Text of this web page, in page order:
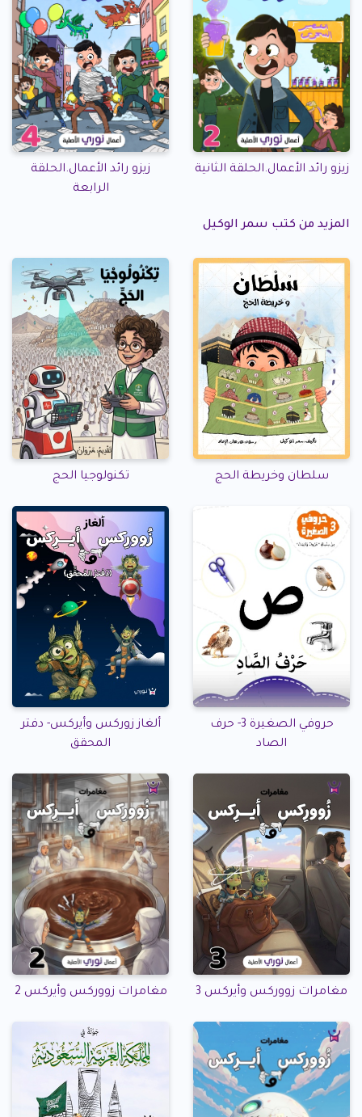
زيزو رائد الأعمال.الحلقة الثانية
زيزو رائد الأعمال.الحلقة
الرابعة
المزيد من كتب سمر الوكيل
سلطان وخريطة الحج تكنولوجيا الحج
حروفي الصغيرة 3- حرف
الصاد
ألغاز زوركس وأيركس- دفتر
المحقق
مغامرات زووركس وأيركس 3 مغامرات زووركس وأيركس 2